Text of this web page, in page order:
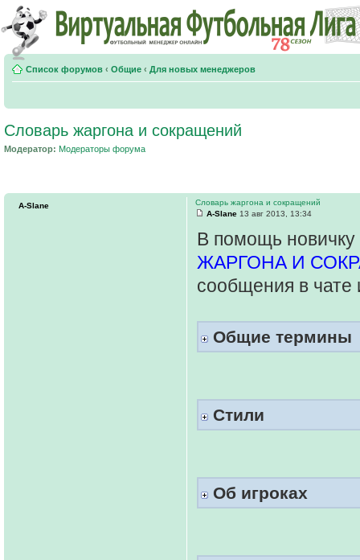
Список форумов ‹ Общие ‹ Для новых менеджеров
Словарь жаргона и сокращений
Модератор: Модераторы форума
Словарь жаргона и сокращений
A-Slane 13 авг 2013, 13:34
В помощь новичку
ЖАРГОНА И
сообщения в
Общие термины
Стили
Об игроках
A-Slane